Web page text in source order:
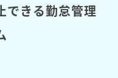
できる勤怠管理